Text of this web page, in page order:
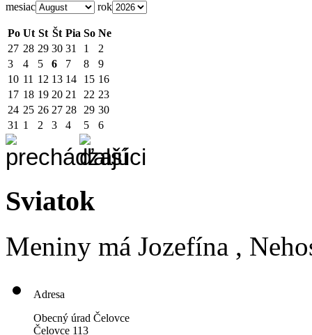
mesiac rok
Po Ut St Št Pia So Ne
27 28 29 30 31 1
2
3
4 5 6 7 8
9
10 11 12 13 14 15 16
17 18 19 20 21 22 23
24 25 26 27 28 29 30
31 1 2 3 4 5 6
Sviatok
Meniny má Jozefína ,
Adresa
Obecný úrad Čelovce
Čelovce 113